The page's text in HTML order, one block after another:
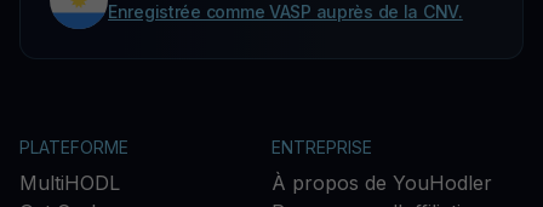
Enregistrée comme VASP auprès de la CNV.
PLATEFORME
MultiHODL
ENTREPRISE
À propos de YouHodler